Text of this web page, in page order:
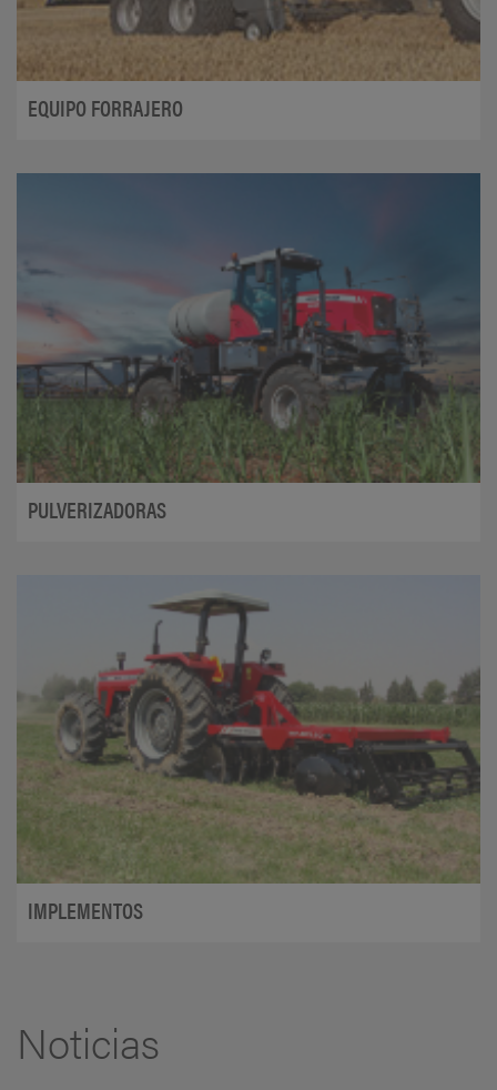
EQUIPO FORRAJERO
PULVERIZADORAS
IMPLEMENTOS
Noticias